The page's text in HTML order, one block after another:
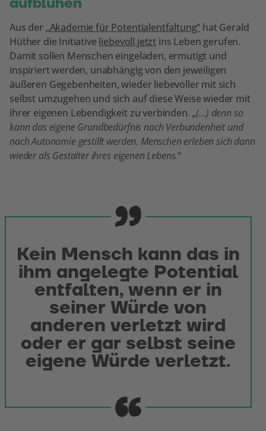
Aus der „Akademie für Potentialentfaltung“ hat Gerald
Hüther die Initiative liebevoll.jetzt ins Leben gerufen.
Damit sollen Menschen eingeladen, ermutigt und
inspiriert werden, unabhängig von den jeweiligen
äußeren Gegebenheiten, wieder liebevoller mit sich
selbst umzugehen und sich auf diese Weise wieder mit
ihrer eigenen Lebendigkeit zu verbinden. „(…) denn so
kann das eigene Grundbedürfnis nach Verbundenheit und
nach Autonomie gestillt werden. Menschen erleben sich dann
wieder als Gestalter ihres eigenen Lebens.“
Kein Mensch kann das in
ihm angelegte Potential
entfalten, wenn er in
seiner Würde von
anderen verletzt wird
oder er gar selbst seine
eigene Würde verletzt.